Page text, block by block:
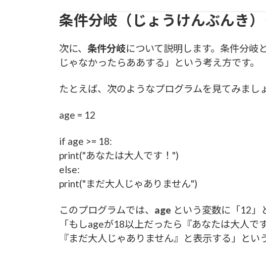
条件分岐（じょうけんぶんき
次に、 条件分岐について説明します。条件分岐
じゃなかったらああする」という考え方です。
たとえば、次のようなプログラムを見てみまし
age = 12
if age >= 18:
print("あなたは大人です！")
else:
print("まだ大人じゃありません")
このプログラムでは、 age という変数に「12」
「もしageが18以上だったら『あなたは大人
『まだ大人じゃありません』と表示する」とい